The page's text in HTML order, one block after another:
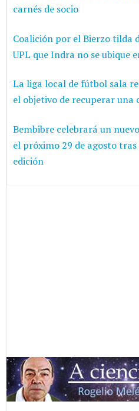
carnés de socio
Coalición por el Bierzo tilda
UPL que Indra no se ubique
La liga local de fútbol sala
el objetivo de recuperar
Bembibre celebrará un
el próximo 29 de agosto
edición